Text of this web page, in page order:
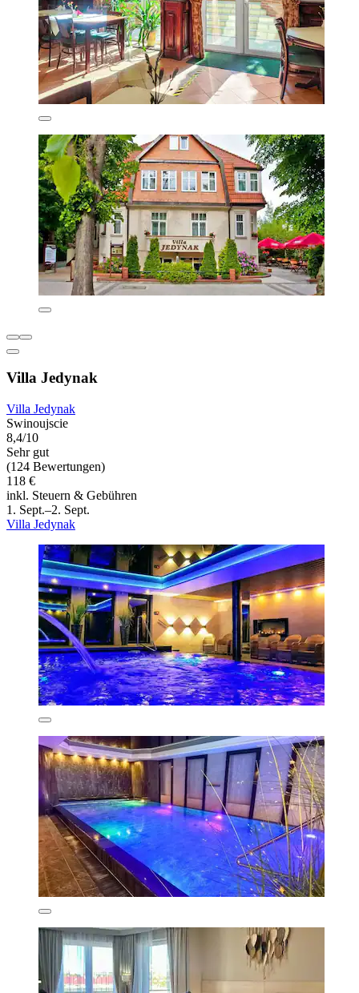
Villa Jedynak
Villa Jedynak
Swinoujscie
8,4/10
Sehr gut
(124 Bewertungen)
118 €
inkl. Steuern & Gebühren
1. Sept.–2. Sept.
Villa Jedynak